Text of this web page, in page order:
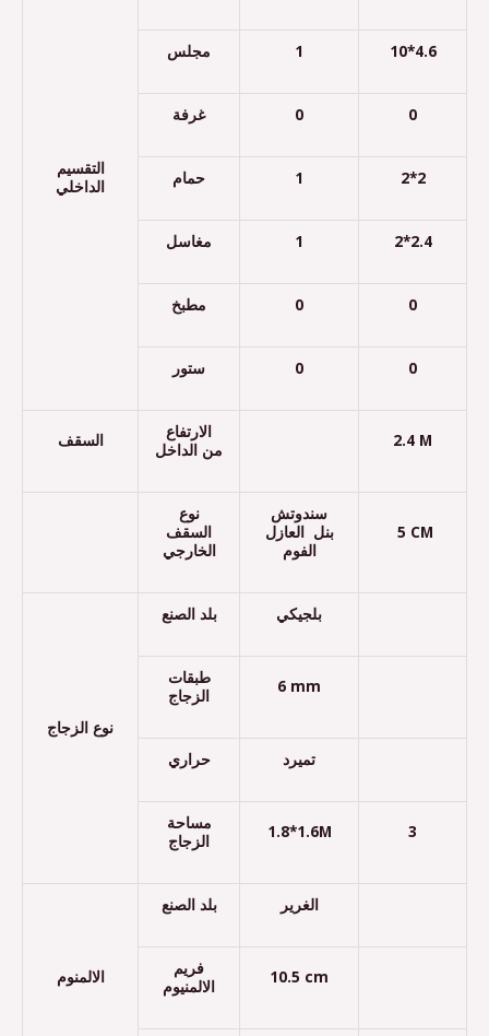
التقسيم
الداخلي
مجلس 1 10*4.6
غرفة 0 0
حمام 1 2*2
مغاسل 1 2*2.4
مطبخ 0 0
ستور 0 0
السقف
الارتفاع
من الداخل
2.4 M
نوع
السقف
الخارجي
سندوتش
بنل العازل
الفوم
5 CM
نوع الزجاج
بلد الصنع بلجيكي
طبقات
الزجاج
6 mm
حراري تميرد
مساحة
الزجاج
1.8*1.6M 3
الالمنوم
بلد الصنع الغرير
فريم
الالمنيوم
10.5 cm